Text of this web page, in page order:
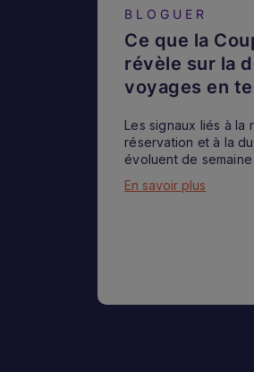
BLOGUER
Ce que la
révèle sur la
voyages en
Les signaux liés à la
réservation et à la
évoluent de
En savoir plus